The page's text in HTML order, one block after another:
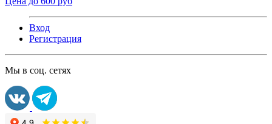
Вход
Регистрация
Мы в соц. сетях